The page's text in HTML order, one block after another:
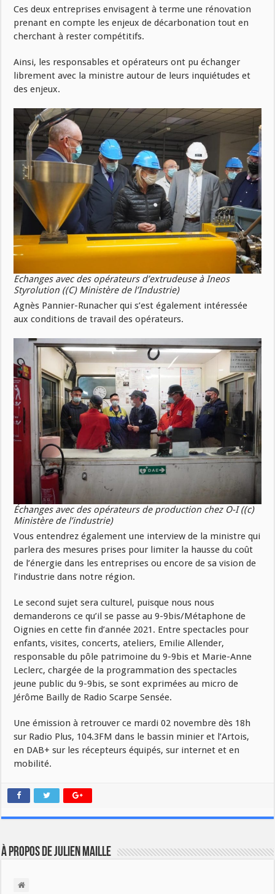
Ces deux entreprises envisagent à terme une rénovation
prenant en compte les enjeux de décarbonation tout en
cherchant à rester compétitifs.
Ainsi, les responsables et opérateurs ont pu échanger
librement avec la ministre autour de leurs inquiétudes et
des enjeux.
Echanges avec des opérateurs d’extrudeuse à Ineos
Styrolution ((C) Ministère de l’Industrie)
Agnès Pannier-Runacher qui s’est également intéressée
aux conditions de travail des opérateurs.
Échanges avec des opérateurs de production chez O-I ((c)
Ministère de l’industrie)
Vous entendrez également une interview de la ministre qui
parlera des mesures prises pour limiter la hausse du coût
de l’énergie dans les entreprises ou encore de sa vision de
l’industrie dans notre région.
Le second sujet sera culturel, puisque nous nous
demanderons ce qu’il se passe au 9-9bis/Métaphone de
Oignies en cette fin d’année 2021. Entre spectacles pour
enfants, visites, concerts, ateliers, Emilie Allender,
responsable du pôle patrimoine du 9-9bis et Marie-Anne
Leclerc, chargée de la programmation des spectacles
jeune public du 9-9bis, se sont exprimées au micro de
Jérôme Bailly de Radio Scarpe Sensée.
Une émission à retrouver ce mardi 02 novembre dès 18h
sur Radio Plus, 104.3FM dans le bassin minier et l’Artois,
en DAB+ sur les récepteurs équipés, sur internet et en
mobilité.
À propos de Julien Maille